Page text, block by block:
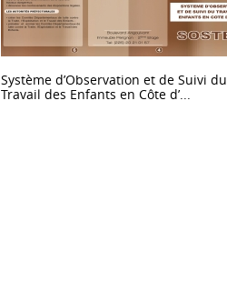
Système d’Observation et de Suivi du
Travail des Enfants en Côte d’...